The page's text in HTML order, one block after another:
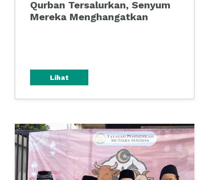
Qurban Tersalurkan, Senyum
Mereka Menghangatkan
Lihat